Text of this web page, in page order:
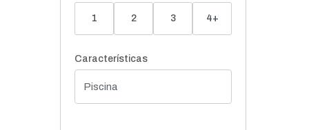
1 2 3 4+
Características